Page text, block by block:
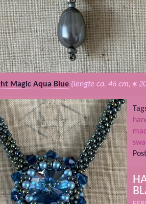
Magic Aqua Blue (lengte ca. 46 cm, €